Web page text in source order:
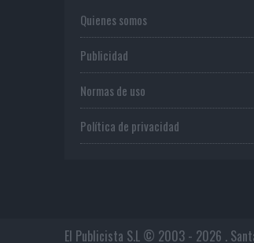
Quienes somos
Publicidad
Normas de uso
Política de privacidad
El Publicista S.L © 2003 - 2026 .